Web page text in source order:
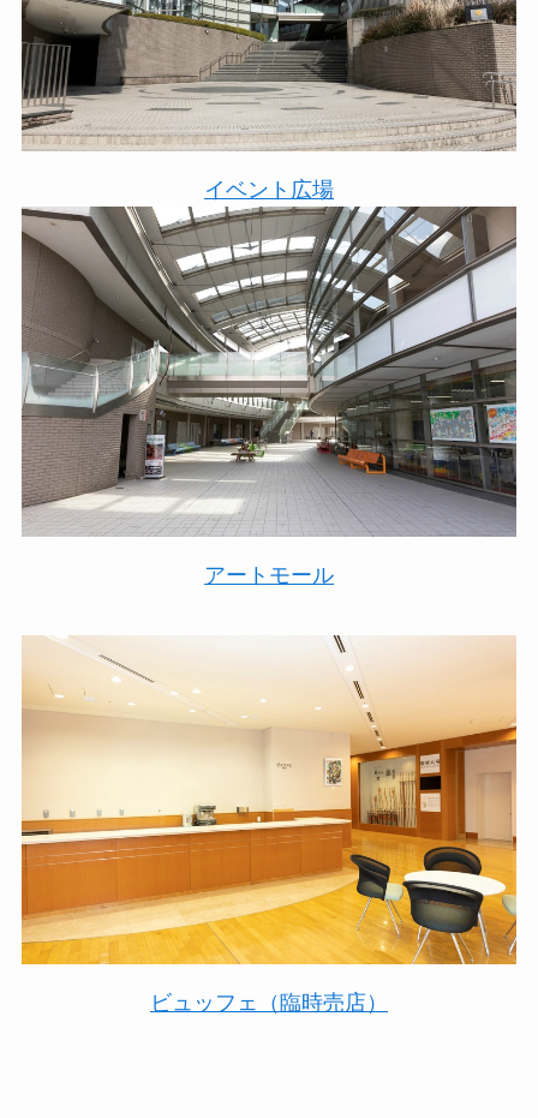
イベント広場
アートモール
ビュッフェ（臨時売店）